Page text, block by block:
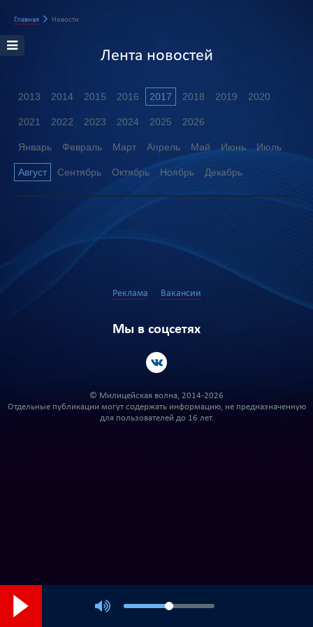
Главная Новости
Лента новостей
2013 2014 2015 2016 2017 2018 2019 2020
2021 2022 2023 2024 2025 2026
Январь Февраль Март Апрель Май Июнь Июль
Август Сентябрь Октябрь Ноябрь Декабрь
Реклама Вакансии
Мы в соцсетях
© Милицейская волна, 2014-2026
Отдельные публикации могут содержать информацию, не предназначенную
для пользователей до 16 лет.